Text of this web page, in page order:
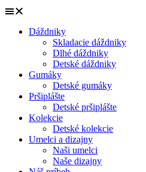
Dáždniky
Skladacie dáždniky
Dlhé dáždniky
Detské dáždniky
Gumáky
Detské gumáky
Pršiplášte
Detské pršiplášte
Kolekcie
Detské kolekcie
Umelci a dizajny
Naši umelci
Naše dizajny